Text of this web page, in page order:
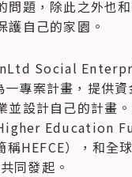
問題，除此之外也
護自己的家園。
Social
專案計畫，提供資
並設計自己的計畫
Education
HEFCE），和全
同發起。